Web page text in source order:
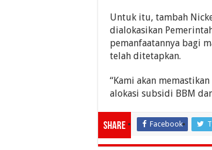
Untuk itu, tambah
dialokasikan
pemanfaatannya bagi
telah ditetapkan.
“Kami akan
alokasi subsidi BBM
Share Facebook